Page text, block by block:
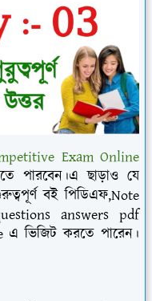
Exam Online
পারবেন।এ ছাড়াও যে
বই পিডিএফ,Note
answers pdf
ভিজিট করতে পারেন।